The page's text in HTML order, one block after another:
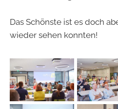
Das Schönste ist es doch
wieder sehen konnten!